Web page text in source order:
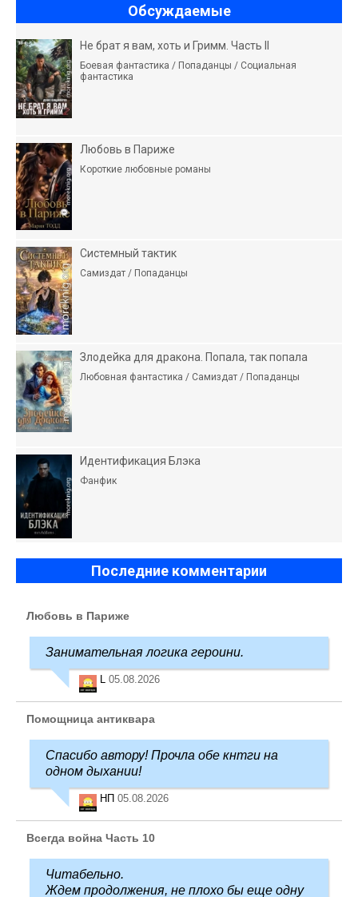
Обсуждаемые
Не брат я вам, хоть и Гримм. Часть II
Боевая фантастика / Попаданцы / Социальная
фантастика
Любовь в Париже
Короткие любовные романы
Системный тактик
Самиздат / Попаданцы
Злодейка для дракона. Попала, так попала
Любовная фантастика / Самиздат / Попаданцы
Идентификация Блэка
Фанфик
Последние комментарии
Любовь в Париже
Занимательная логика героини.
L 05.08.2026
Помощница антиквара
Спасибо автору! Прочла обе кнтги на
одном дыхании!
НП 05.08.2026
Всегда война Часть 10
Читабельно.
Ждем продолжения, не плохо бы еще одну